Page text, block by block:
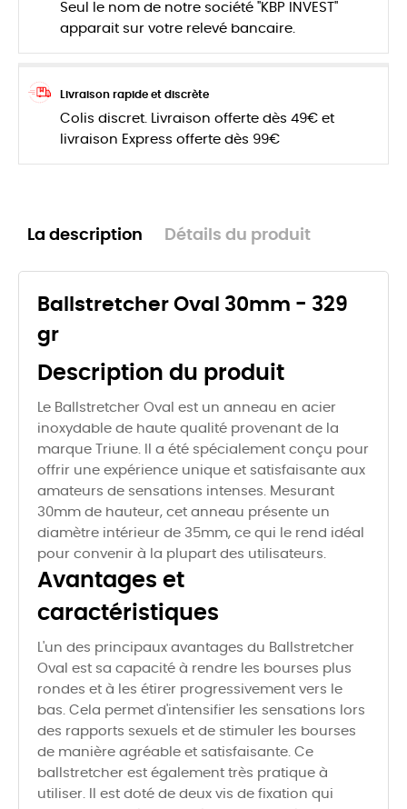
Seul le nom de notre société "KBP INVEST"
apparait sur votre relevé bancaire.
Livraison rapide et discrète
Colis discret. Livraison offerte dès 49€ et
livraison Express offerte dès 99€
La description Détails du produit
Ballstretcher Oval 30mm - 329
gr
Description du produit
Le Ballstretcher Oval est un anneau en acier
inoxydable de haute qualité provenant de la
marque Triune. Il a été spécialement conçu pour
offrir une expérience unique et satisfaisante aux
amateurs de sensations intenses. Mesurant
30mm de hauteur, cet anneau présente un
diamètre intérieur de 35mm, ce qui le rend idéal
pour convenir à la plupart des utilisateurs.
Avantages et
caractéristiques
L'un des principaux avantages du Ballstretcher
Oval est sa capacité à rendre les bourses plus
rondes et à les étirer progressivement vers le
bas. Cela permet d'intensifier les sensations lors
des rapports sexuels et de stimuler les bourses
de manière agréable et satisfaisante. Ce
ballstretcher est également très pratique à
utiliser. Il est doté de deux vis de fixation qui